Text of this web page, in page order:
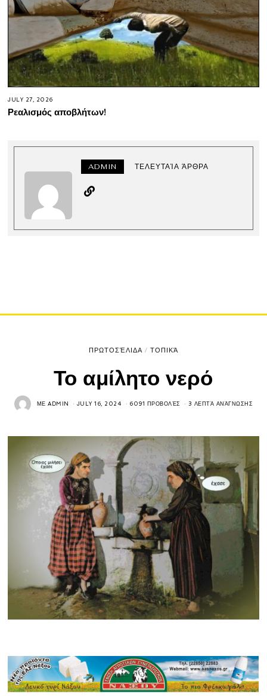
JULY 27, 2026
Ρεαλισμός αποβλήτων!
ADMIN ΤΕΛΕΥΤΑΊΑ ΆΡΘΡΑ
ΠΡΩΤΟΣΈΛΙΔΑ / ΤΟΠΙΚΆ
Το αμίλητο νερό
ΜΕADMIN JULY 16, 2024 6091 ΠΡΟΒΟΛΈΣ 3 ΛΕΠΤΆ ΑΝΆΓΝΩΣΗΣ